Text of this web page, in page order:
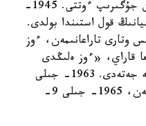
العان سوڭ، سينگاپۋردىڭ ۇستىنەن جۇگىرىپ ءوتتى. 1945-
قول استىندا بولدى.
وتارى تاراعانىمەن، ءوز
المادى. 1959- جىلعا قاراي، «ءوز ەلىڭدى
ءوزىڭ باسقار» دەگەن ەركىندىككە جەتەدى. 1963- جىلى
سينگاپۋر مالايزيا قۇرامىنا كىرگەنىمەن، 1965- جىلى 9-